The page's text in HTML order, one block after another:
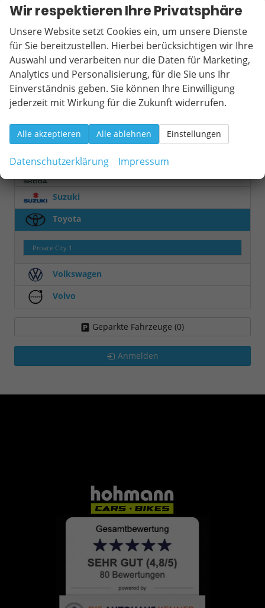
MINI
Mitsubishi
Nissan
Opel
Peugeot
Renault
Suzuki
Toyota
Proace City 1
Volkswagen
Volvo
Geparkte Fahrzeuge (0)
Anmelden
Wir respektieren Ihre Privatsphäre
Unsere Website setzt Cookies ein, um unsere Dienste
für Sie bereitzustellen. Hierbei berücksichtigen wir Ihre
Auswahl und verarbeiten nur die Daten für Marketing,
Analytics und Personalisierung, für die Sie uns Ihr
Einverständnis geben. Sie können Ihre Einwilligung
jederzeit mit Wirkung für die Zukunft widerrufen.
Alle akzeptieren Alle ablehnen Einstellungen
Datenschutzerklärung Impressum